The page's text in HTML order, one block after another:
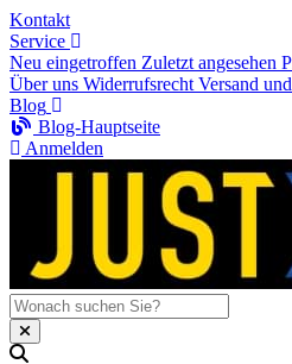
Kontakt
Service
Neu eingetroffen Zuletzt angesehen
Über uns Widerrufsrecht Versand
Blog
Blog-Hauptseite
Anmelden